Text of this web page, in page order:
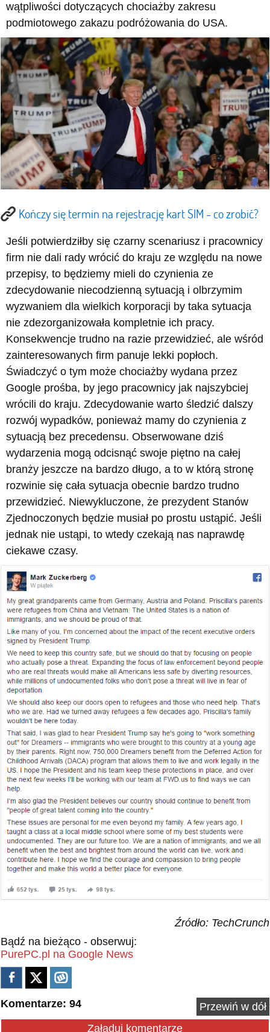
wątpliwości dotyczących chociażby zakresu
podmiotowego zakazu podróżowania do USA.
Kończy się termin na rejestrację kart SIM - co zrobić?
Jeśli potwierdziłby się czarny scenariusz i pracownicy
firm nie dali rady wrócić do kraju ze względu na nowe
przepisy, to będziemy mieli do czynienia ze
zdecydowanie niecodzienną sytuacją i olbrzymim
wyzwaniem dla wielkich korporacji by taka sytuacja
nie zdezorganizowała kompletnie ich pracy.
Konsekwencje trudno na razie przewidzieć, ale wśród
zainteresowanych firm panuje lekki popłoch.
Świadczyć o tym może chociażby wydana przez
Google prośba, by jego pracownicy jak najszybciej
wrócili do kraju. Zdecydowanie warto śledzić dalszy
rozwój wypadków, ponieważ mamy do czynienia z
sytuacją bez precedensu. Obserwowane dziś
wydarzenia mogą odcisnąć swoje piętno na całej
branży jeszcze na bardzo długo, a to w którą stronę
rozwinie się cała sytuacja obecnie bardzo trudno
przewidzieć. Niewykluczone, że prezydent Stanów
Zjednoczonych będzie musiał po prostu ustąpić. Jeśli
jednak nie ustąpi, to wtedy czekają nas naprawdę
ciekawe czasy.
Źródło: TechCrunch
Bądź na bieżąco - obserwuj:
PurePC.pl na Google News
Komentarze: 94
Przewiń w dół
Załaduj komentarze